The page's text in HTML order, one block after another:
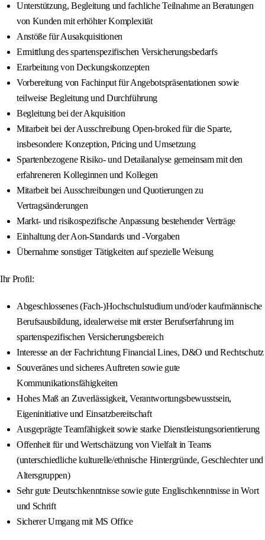
Unterstützung, Begleitung und fachliche Teilnahme an Beratungen
von Kunden mit erhöhter Komplexität
Anstöße für Ausakquisitionen
Ermittlung des spartenspezifischen Versicherungsbedarfs
Erarbeitung von Deckungskonzepten
Vorbereitung von Fachinput für Angebotspräsentationen sowie
teilweise Begleitung und Durchführung
Begleitung bei der Akquisition
Mitarbeit bei der Ausschreibung Open-broked für die Sparte,
insbesondere Konzeption, Pricing und Umsetzung
Spartenbezogene Risiko- und Detailanalyse gemeinsam mit den
erfahreneren Kolleginnen und Kollegen
Mitarbeit bei Ausschreibungen und Quotierungen zu
Vertragsänderungen
Markt- und risikospezifische Anpassung bestehender Verträge
Einhaltung der Aon-Standards und -Vorgaben
Übernahme sonstiger Tätigkeiten auf spezielle Weisung
Ihr Profil:
Abgeschlossenes (Fach-)Hochschulstudium und/oder kaufmännische
Berufsausbildung, idealerweise mit erster Berufserfahrung im
spartenspezifischen Versicherungsbereich
Interesse an der Fachrichtung Financial Lines, D&O und Rechtschutz
Souveränes und sicheres Auftreten sowie gute
Kommunikationsfähigkeiten
Hohes Maß an Zuverlässigkeit, Verantwortungsbewusstsein,
Eigeninitiative und Einsatzbereitschaft
Ausgeprägte Teamfähigkeit sowie starke Dienstleistungsorientierung
Offenheit für und Wertschätzung von Vielfalt in Teams
(unterschiedliche kulturelle/ethnische Hintergründe, Geschlechter und
Altersgruppen)
Sehr gute Deutschkenntnisse sowie gute Englischkenntnisse in Wort
und Schrift
Sicherer Umgang mit MS Office